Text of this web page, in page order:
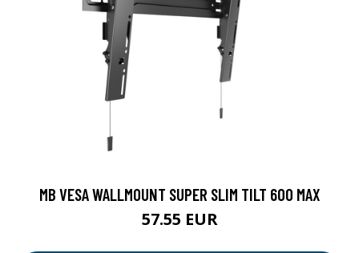
MB VESA WALLMOUNT SUPER SLIM TILT 600 MAX
57.55 EUR